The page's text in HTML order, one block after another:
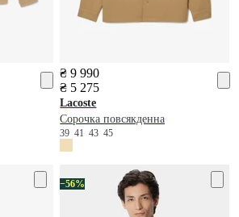
₴ 9 990
₴ 5 275
Lacoste
Сорочка повсякденна
39414345
−56%